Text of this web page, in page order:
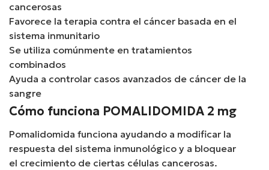
cancerosas
Favorece la terapia contra el cáncer basada en el
sistema inmunitario
Se utiliza comúnmente en tratamientos
combinados
Ayuda a controlar casos avanzados de cáncer de la
sangre
Cómo funciona POMALIDOMIDA 2 mg
Pomalidomida funciona ayudando a modificar la
respuesta del sistema inmunológico y a bloquear
el crecimiento de ciertas células cancerosas.